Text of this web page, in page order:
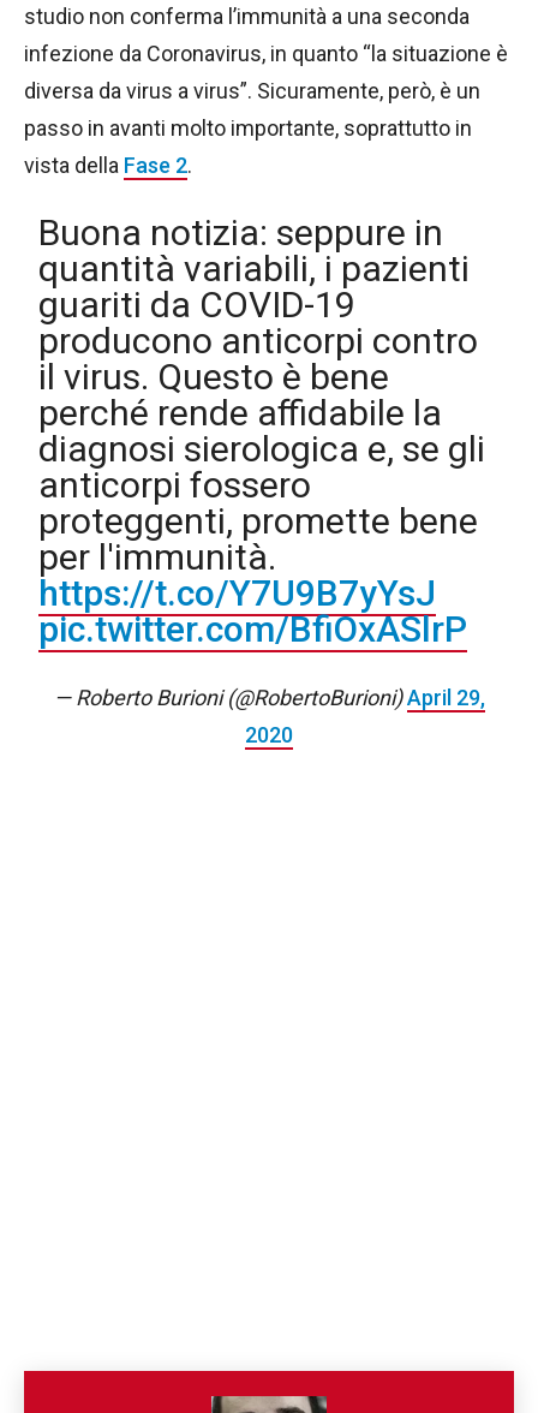
studio non conferma l’immunità a una seconda
infezione da Coronavirus, in quanto “la situazione è
diversa da virus a virus”. Sicuramente, però, è un
passo in avanti molto importante, soprattutto in
vista della Fase 2.
Buona notizia: seppure in
quantità variabili, i pazienti
guariti da COVID-19
producono anticorpi contro
il virus. Questo è bene
perché rende affidabile la
diagnosi sierologica e, se gli
anticorpi fossero
proteggenti, promette bene
per l'immunità.
https://t.co/Y7U9B7yYsJ
pic.twitter.com/BfiOxASlrP
— Roberto Burioni (@RobertoBurioni)April 29,
2020